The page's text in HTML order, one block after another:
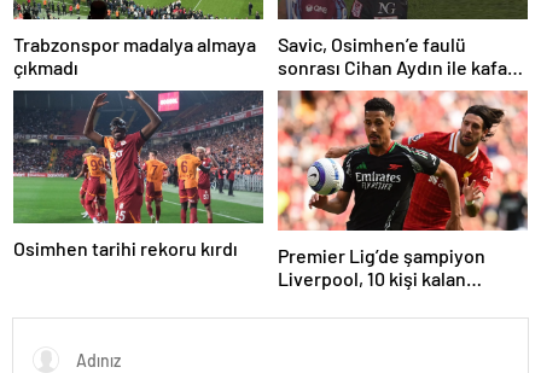
Trabzonspor madalya almaya
çıkmadı
Savic, Osimhen’e faulü
sonrası Cihan Aydın ile kafa
kafaya geldi!
Osimhen tarihi rekoru kırdı
Premier Lig’de şampiyon
Liverpool, 10 kişi kalan